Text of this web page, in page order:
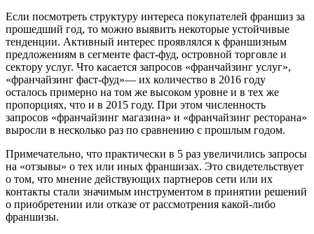
Если посмотреть структуру интереса покупателей франшиз за
прошедший год, то можно выявить некоторые устойчивые
тенденции. Активный интерес проявлялся к франшизным
предложениям в сегменте фаст-фуд, островной торговле и
сектору услуг. Что касается запросов «франчайзинг услуг»,
«франчайзинг фаст-фуд»— их количество в 2016 году
осталось примерно на том же высоком уровне и в тех же
пропорциях, что и в 2015 году. При этом численность
запросов «франчайзинг магазина» и «франчайзинг ресторана»
выросли в несколько раз по сравнению с прошлым годом.
Примечательно, что практически в 5 раз увеличились запросы
на «отзывы» о тех или иных франшизах. Это свидетельствует
о том, что мнение действующих партнеров сети или их
контакты стали значимым инструментом в принятии решений
о приобретении или отказе от рассмотрения какой-либо
франшизы.